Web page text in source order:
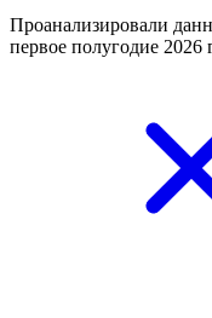
Проанализировали
первое полугодие 2026